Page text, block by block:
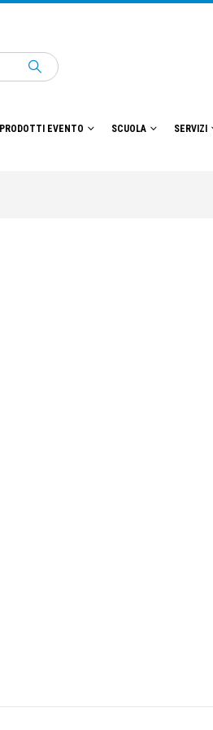
PRODOTTI EVENTO SCUOLA SERVIZI